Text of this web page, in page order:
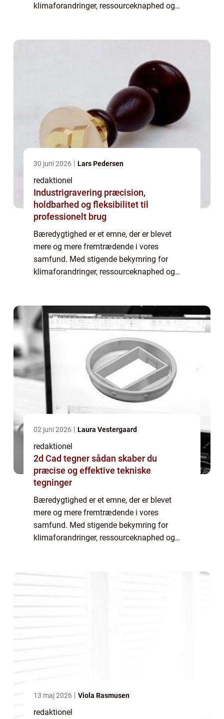
klimaforandringer, ressourceknaphed og
30 juni 2026 Lars Pedersen
redaktionel
Industrigravering præcision,
holdbarhed og fleksibilitet til
professionelt brug
Bæredygtighed er et emne, der er blevet
mere og mere fremtrædende i vores
samfund. Med stigende bekymring for
klimaforandringer, ressourceknaphed og
overensstemmelse med ...
02 juni 2026 Laura Vestergaard
redaktionel
2d Cad tegner sådan skaber du
præcise og effektive tekniske
tegninger
Bæredygtighed er et emne, der er blevet
mere og mere fremtrædende i vores
samfund. Med stigende bekymring for
klimaforandringer, ressourceknaphed og
overensstemmelse med ...
13 maj 2026 Viola Rasmusen
redaktionel